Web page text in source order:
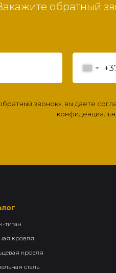
обратный
звонок», вы даете
титан
кровля
кровля
сталь